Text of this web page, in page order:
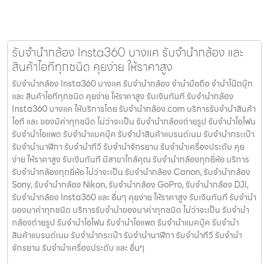
รับจำนำกล้อง Insta360 บางแค รับจํานํากล้อง และ
สินค้าไอทีทุกชนิด คุยง่าย ให้ราคาสูง
รับจำนำกล้อง Insta360 บางแค รับจํานํากล้อง จำนำมือถือ จำนำโน๊ตบุ๊ก
และ สินค้าไอทีทุกชนิด คุยง่าย ให้ราคาสูง รับเงินทันที รับจำนำกล้อง
Insta360 บางแค ให้บริการโดย รับจํานํากล้อง.com บริการรับจํานําสินค้า
ไอที และ ของมีค่าทุกชนิด ไม่ว่าจะเป็น รับจํานํากล้องถ่ายรูป รับจํานําไอโฟน
รับจํานําไอแพด รับจํานําแมคบุ๊ค รับจํานําสินค้าแบรนด์เนม รับจํานํากระเป๋า
รับจํานํานาฬิกา รับจํานําทีวี รับจํานําจักรยาน รับจํานําเครื่องประดับ คุย
ง่าย ให้ราคาสูง รับเงินทันที มีสาขาใกล้คุณ รับจำนำกล้องทุกยี่ห้อ บริการ
รับจำนำกล้องทุกยี่ห้อ ไม่ว่าจะเป็น รับจำนำกล้อง Canon, รับจำนำกล้อง
Sony, รับจำนำกล้อง Nikon, รับจำนำกล้อง GoPro, รับจำนำกล้อง DJI,
รับจำนำกล้อง Insta360 และ อื่นๆ คุยง่าย ให้ราคาสูง รับเงินทันที รับจำนำ
ของมาค่าทุกชนิด บริการรับจำนำของมาค่าทุกชนิด ไม่ว่าจะเป็น รับจํานํา
กล้องถ่ายรูป รับจํานําไอโฟน รับจํานําไอแพด รับจํานําแมคบุ๊ค รับจํานํา
สินค้าแบรนด์เนม รับจํานํากระเป๋า รับจํานํานาฬิกา รับจํานําทีวี รับจํานํา
จักรยาน รับจํานําเครื่องประดับ และ อื่นๆ